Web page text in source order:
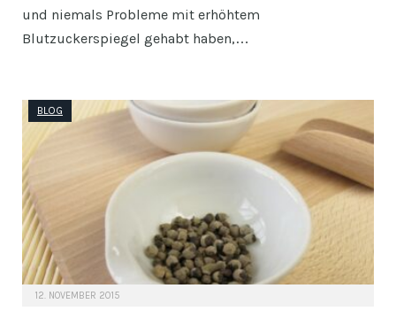
und niemals Probleme mit erhöhtem
Blutzuckerspiegel gehabt haben,…
BLOG
12. NOVEMBER 2015